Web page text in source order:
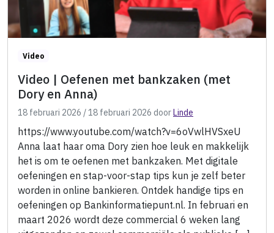
Video
Video | Oefenen met bankzaken (met
Dory en Anna)
18 februari 2026 /18 februari 2026 doorLinde
https://www.youtube.com/watch?v=6oVwlHVSxeU
Anna laat haar oma Dory zien hoe leuk en makkelijk
het is om te oefenen met bankzaken. Met digitale
oefeningen en stap-voor-stap tips kun je zelf beter
worden in online bankieren. Ontdek handige tips en
oefeningen op Bankinformatiepunt.nl. In februari en
maart 2026 wordt deze commercial 6 weken lang